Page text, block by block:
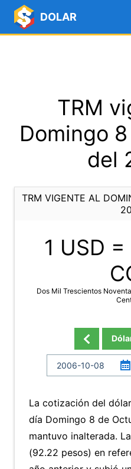
DOLAR
TRM
Domingo
del
TRM VIGENTE AL
1 USD =
Dos Mil Trescientos
La cotización del
día Domingo 8 de
mantuvo inalterada. La
(92.22 pesos) en